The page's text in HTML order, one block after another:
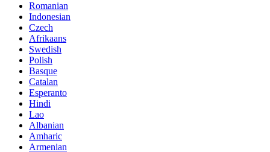
Romanian
Indonesian
Czech
Afrikaans
Swedish
Polish
Basque
Catalan
Esperanto
Hindi
Lao
Albanian
Amharic
Armenian